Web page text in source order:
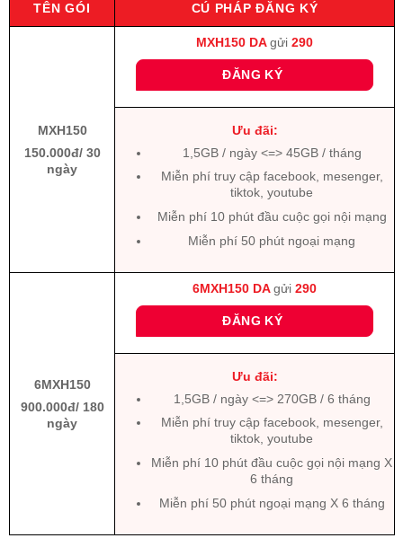
TÊN GÓI CÚ PHÁP ĐĂNG KÝ
MXH150
150.000đ/ 30
ngày
MXH150 DA gửi 290
ĐĂNG KÝ
Ưu đãi:
1,5GB / ngày <=> 45GB / tháng
Miễn phí truy cập facebook, mesenger,
tiktok, youtube
Miễn phí 10 phút đầu cuộc gọi nội mạng
Miễn phí 50 phút ngoại mạng
6MXH150
900.000đ/ 180
ngày
6MXH150 DA gửi 290
ĐĂNG KÝ
Ưu đãi:
1,5GB / ngày <=> 270GB / 6 tháng
Miễn phí truy cập facebook, mesenger,
tiktok, youtube
Miễn phí 10 phút đầu cuộc gọi nội mạng X
6 tháng
Miễn phí 50 phút ngoại mạng X 6 tháng